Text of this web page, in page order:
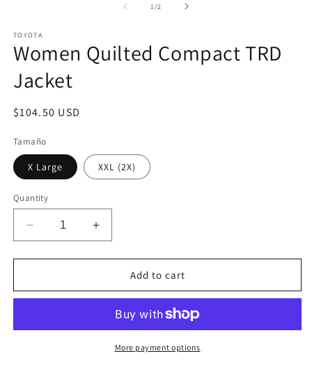
1/of2
TOYOTA
Women Quilted Compact TRD
Jacket
Regular
$104.50 USD
Tamaño
X Large XXL (2X)
Quantity
Decrease
quantity
for
Quilted
Jacket
Increase
quantity
for
Women
Quilted
TRD
Jacket
Add to cart
More payment options